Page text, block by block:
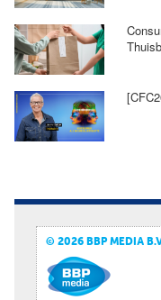
© 2026 BBP MEDIA